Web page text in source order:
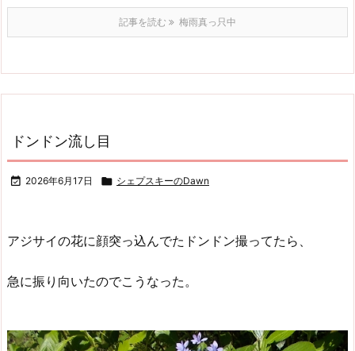
記事を読む 梅雨真っ只中
ドンドン流し目
 2026年6月17日  シェプスキーのDawn
アジサイの花に顔突っ込んでたドンドン撮ってたら、
急に振り向いたのでこうなった。